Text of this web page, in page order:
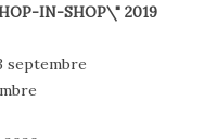
IN-SHOP\" 2019
septembre